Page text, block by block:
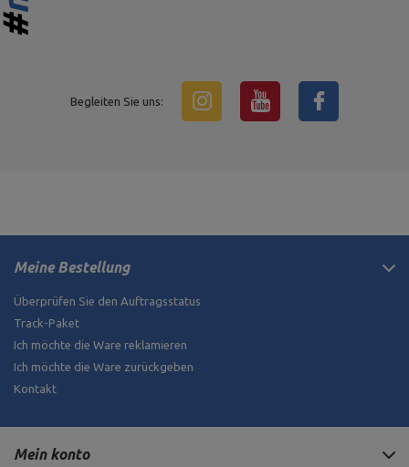
Begleiten Sie uns:
Meine Bestellung
Überprüfen Sie den Auftragsstatus
Track-Paket
Ich möchte die Ware reklamieren
Ich möchte die Ware zurückgeben
Kontakt
Mein konto